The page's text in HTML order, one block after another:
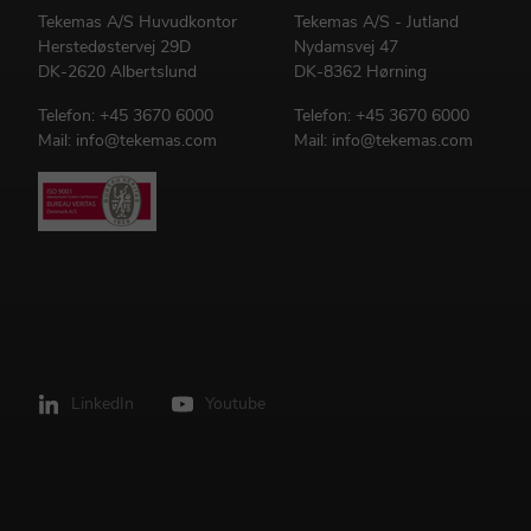
Tekemas A/S Huvudkontor
Herstedøstervej 29D
DK-2620 Albertslund
Telefon: +45 3670 6000
Mail: info@tekemas.com
Tekemas A/S - Jutland
Nydamsvej 47
DK-8362 Hørning
Telefon: +45 3670 6000
Mail: info@tekemas.com
LinkedIn Youtube